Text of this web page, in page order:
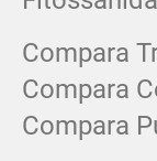
Compara
Compara
Compara